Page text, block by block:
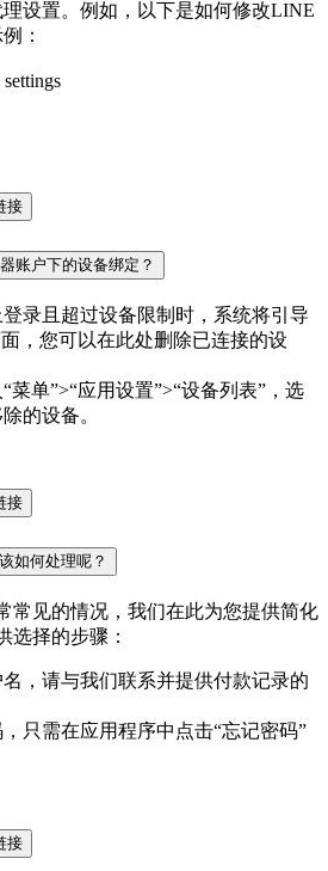
设置。例如，以下是如何修改LINE
：
接
账户下的设备绑定？
录且超过设备限制时，系统将引导
，您可以在此处删除已连接的设
菜单”>“应用设置”>“设备列表”，选
的设备。
接
如何处理呢？
常见的情况，我们在此为您提供简化
选择的步骤：
，请与我们联系并提供付款记录的
只需在应用程序中点击“忘记密码”
接